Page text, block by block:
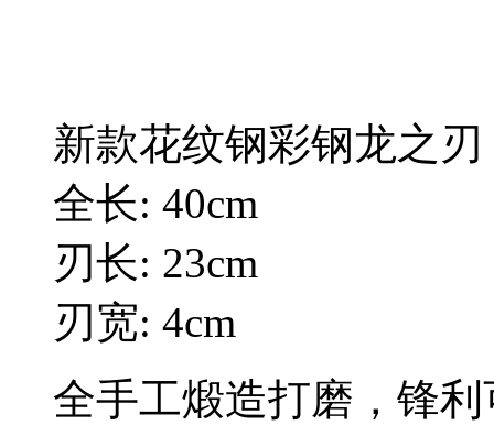
新款花纹钢彩钢龙之刃
全长: 40cm
刃长: 23cm
刃宽: 4cm
全手工煅造打磨，锋